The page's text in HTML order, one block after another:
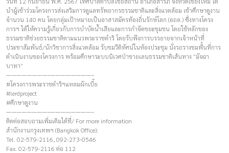
นำผู้เข้าร่วมโครงการส่งเสริมการดูแลทรัพยากรธรรมชาติและสิ่งแวดล้อม เข้าศึกษาดูงาน
จำนวน 140 คน โดยกลุ่มเป้าหมายเป็นอาสาสมัครท้องถิ่นรักษ์โลก (อถล.) ซึ่งทางโครง
การฯ ได้ให้ความรู้เกี่ยวกับการบำบัดน้ำเสียและการกำจัดขยะชุมชน โดยใช้หลักของ
ธรรมชาติช่วยธรรมชาติตามแนวพระราชดำริ โดยรับฟังการบรรยายจากเจ้าหน้าที่
ประชาสัมพันธ์/นักวิชาการสิ่งแวดล้อม รับชมวีดิทัศน์ในห้องประชุม นั่งรถรางชมพื้นที่การ
ดำเนินงานของโครงการ พร้อมศึกษาระบบนิเวศป่าชายเลนธรรมชาติเส้นทาง “มัจฉา
บาทา”
————————–————————–
#โครงการพระราชดำริฯแหลมผักเบี้ย
#lerdproject
#ศึกษาดูงาน
————————–————————–
ติดต่อสอบถามเพิ่มเติมได้ที่/ For more information
สำนักงานกรุงเทพฯ (Bangkok Office):
Tel. 02-579-2116, 092-273-0546
Fax. 02-579-2116 ต่อ 112